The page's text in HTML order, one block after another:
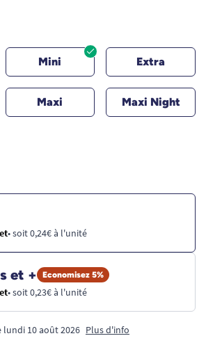
Mini Extra
Maxi Maxi Night
• soit 0,24€ à l'unité
et + Economisez 5%
• soit 0,23€ à l'unité
lundi 10 août 2026 Plus d'info